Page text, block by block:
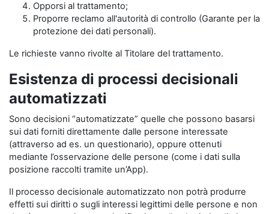
Opporsi al trattamento;
Proporre reclamo all'autorità di controllo (Garante per la
protezione dei dati personali).
Le richieste vanno rivolte al Titolare del trattamento.
Esistenza di processi decisionali
automatizzati
Sono decisioni “automatizzate” quelle che possono basarsi
sui dati forniti direttamente dalle persone interessate
(attraverso ad es. un questionario), oppure ottenuti
mediante l’osservazione delle persone (come i dati sulla
posizione raccolti tramite un’App).
Il processo decisionale automatizzato non potrà produrre
effetti sui diritti o sugli interessi legittimi delle persone e non